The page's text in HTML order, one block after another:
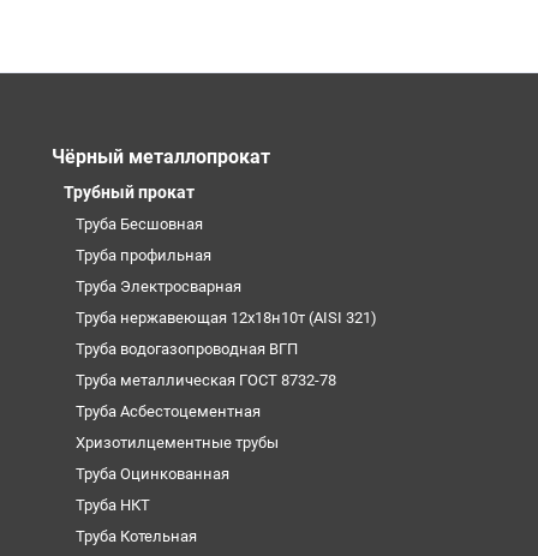
Чёрный металлопрокат
Трубный прокат
Труба Бесшовная
Труба профильная
Труба Электросварная
Труба нержавеющая 12х18н10т (AISI 321)
Труба водогазопроводная ВГП
Труба металлическая ГОСТ 8732-78
Труба Асбестоцементная
Хризотилцементные трубы
Труба Оцинкованная
Труба НКТ
Труба Котельная